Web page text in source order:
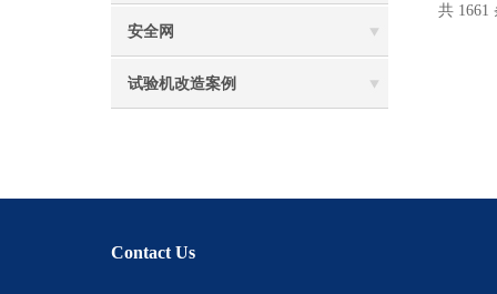
安全网
试验机改造案例
共
Contact Us